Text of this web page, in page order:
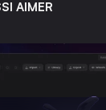
AIMER